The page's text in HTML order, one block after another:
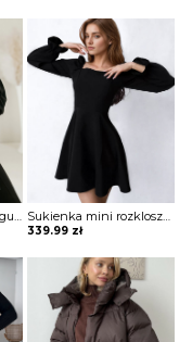
Koszula zapinana na guziki z koronką Sae Sukienka mini rozkloszowana z kwadratowym dekoltem Blagica
339.99 zł